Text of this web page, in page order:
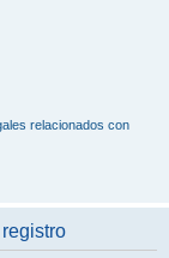
relacionados con